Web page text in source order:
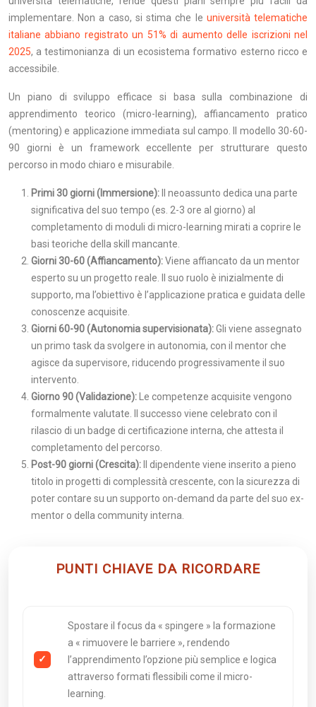
implementare. Non a caso, si stima che le università telematiche
italiane abbiano registrato un 51% di aumento delle iscrizioni nel
2025, a testimonianza di un ecosistema formativo esterno ricco e
accessibile.
Un piano di sviluppo efficace si basa sulla combinazione di
apprendimento teorico (micro-learning), affiancamento pratico
(mentoring) e applicazione immediata sul campo. Il modello 30-60-
90 giorni è un framework eccellente per strutturare questo
percorso in modo chiaro e misurabile.
Primi 30 giorni (Immersione): Il neoassunto dedica una parte
significativa del suo tempo (es. 2-3 ore al giorno) al
completamento di moduli di micro-learning mirati a coprire le
basi teoriche della skill mancante.
Giorni 30-60 (Affiancamento):Viene affiancato da un mentor
esperto su un progetto reale. Il suo ruolo è inizialmente di
supporto, ma l’obiettivo è l’applicazione pratica e guidata delle
conoscenze acquisite.
Giorni 60-90 (Autonomia supervisionata):Gli viene assegnato
un primo task da svolgere in autonomia, con il mentor che
agisce da supervisore, riducendo progressivamente il suo
intervento.
Giorno 90 (Validazione): Le competenze acquisite vengono
formalmente valutate. Il successo viene celebrato con il
rilascio di un badge di certificazione interna, che attesta il
completamento del percorso.
Post-90 giorni (Crescita): Il dipendente viene inserito a pieno
titolo in progetti di complessità crescente, con la sicurezza di
poter contare su un supporto on-demand da parte del suo ex-
mentor o della community interna.
PUNTI CHIAVE DA RICORDARE
Spostare il focus da « spingere » la formazione
a « rimuovere le barriere », rendendo
l’apprendimento l’opzione più semplice e logica
attraverso formati flessibili come il micro-
learning.